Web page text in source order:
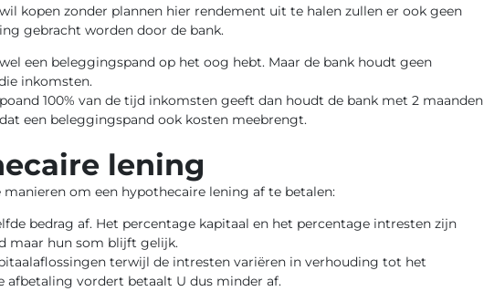
kopen zonder plannen hier rendement uit te halen zullen er ook geen
gebracht worden door de bank.
een beleggingspand op het oog hebt. Maar de bank houdt geen
inkomsten.
100% van de tijd inkomsten geeft dan houdt de bank met 2 maanden
een beleggingspand ook kosten meebrengt.
lening
manieren om een hypothecaire lening af te betalen:
bedrag af. Het percentage kapitaal en het percentage intresten zijn
maar hun som blijft gelijk.
terwijl de intresten variëren in verhouding tot het
afbetaling vordert betaalt U dus minder af.